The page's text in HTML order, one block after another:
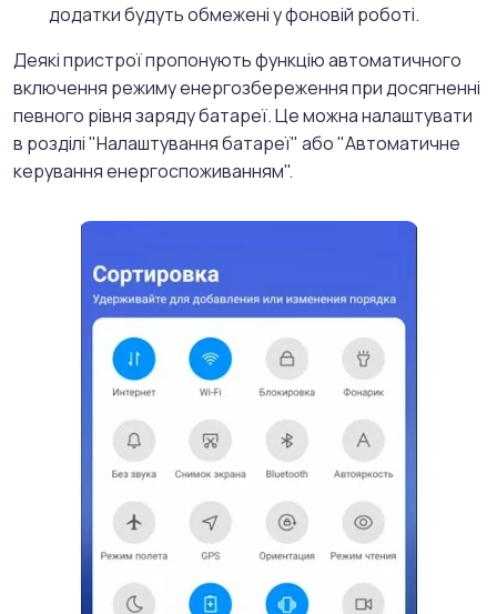
додатки будуть обмежені у фоновій роботі.
Деякі пристрої пропонують функцію автоматичного
включення режиму енергозбереження при досягненні
певного рівня заряду батареї. Це можна налаштувати
в розділі "Налаштування батареї" або "Автоматичне
керування енергоспоживанням".